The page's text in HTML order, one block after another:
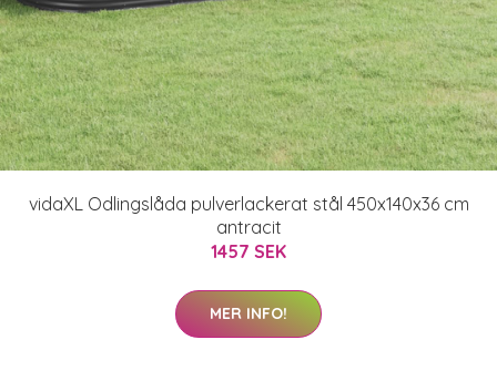
vidaXL Odlingslåda pulverlackerat stål 450x140x36 cm
antracit
1457 SEK
MER INFO!